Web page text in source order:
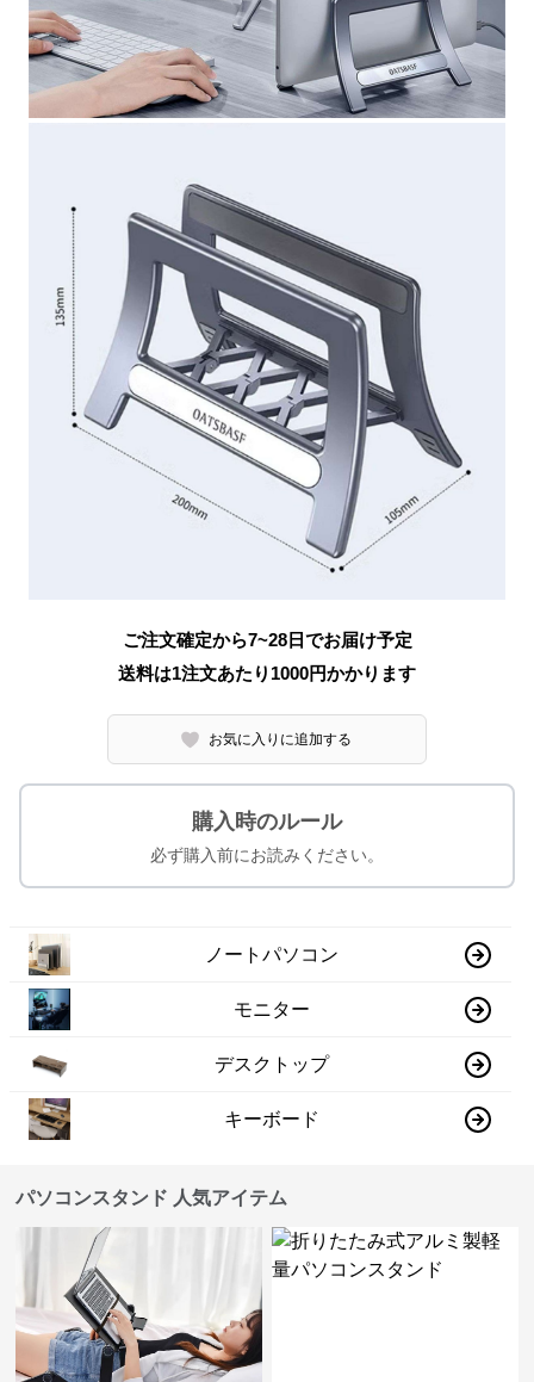
ご注文確定から7~28日でお届け予定
送料は1注文あたり 1000円かかります
お気に入りに追加する
購入時のルール
必ず購入前にお読みください。
ノートパソコン
モニター
デスクトップ
キーボード
パソコンスタンド 人気アイテム